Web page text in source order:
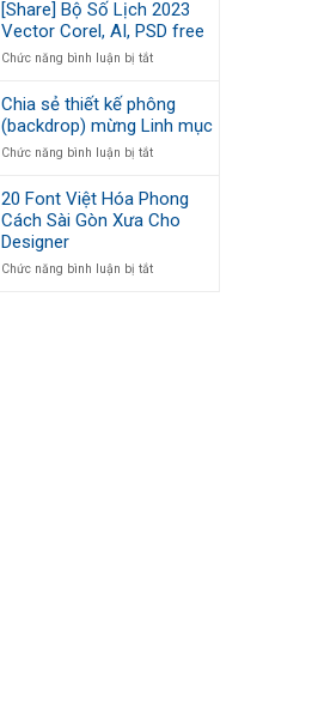
lịch
số
2023,
bàn
Vector,
PSD,
AI,
sửa
theo
ý
[Share] Bộ Số Lịch 2023
Vector Corel, AI, PSD free
Chức năng bình luận bị tắtở
Bộ
Số
Lịch
2023
Corel,
AI,
PSD
Chia sẻ thiết kế phông
(backdrop) mừng Linh mục
Chức năng bình luận bị tắtở
sẻ
thiết
kế
(backdrop)
20 Font Việt Hóa Phong
Cách Sài Gòn Xưa Cho
Designer
Chức năng bình luận bị tắtở